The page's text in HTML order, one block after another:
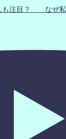
も注目？ なぜ私